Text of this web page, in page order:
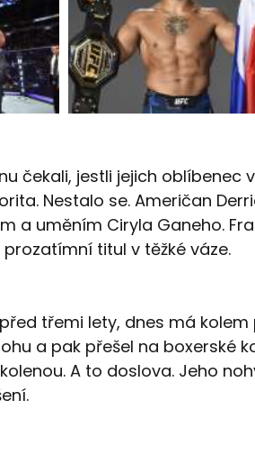
čekali, jestli jejich oblíbenec
Nestalo se. Američan
a uměním Ciryla Ganeho.
titul v těžké váze.
třemi lety, dnes má
a pak přešel na boxerské
A to doslova. Jeho